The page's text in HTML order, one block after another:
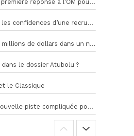
La Gantoise lâche une première réponse à l’OM pour Goore
« Tout est étonnant », les confidences d’une recrue du mercato hivernal de l’OM
McCourt va lâcher 300 millions de dollars dans un nouveau projet
le dossier Atubolu ?
le Classique
L’OM s’attaque à une nouvelle piste compliquée pour la succession de Rulli